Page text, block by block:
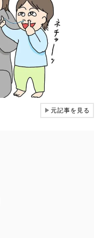
▶元記事を見る